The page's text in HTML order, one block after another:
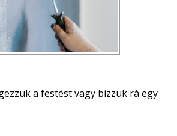
a festést vagy bízzuk rá egy